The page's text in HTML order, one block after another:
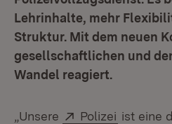
Lehrinhalte, mehr
Struktur. Mit dem neuen
gesellschaftlichen und
Wandel reagiert.
„Unsere Extern:
Polizei (Öffnet
ist eine